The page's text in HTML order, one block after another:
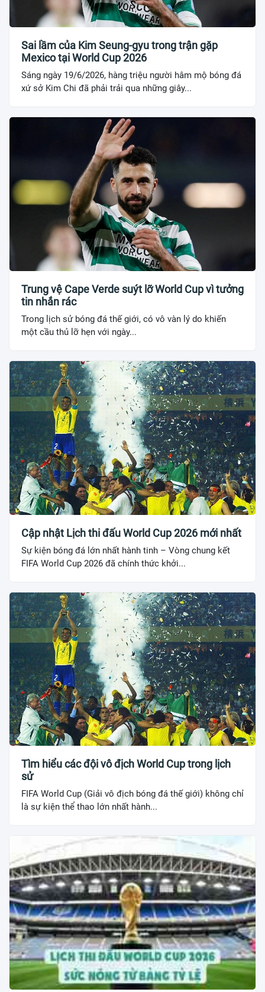
Sai lầm của Kim Seung-gyu trong trận gặp
Mexico tại World Cup 2026
Sáng ngày 19/6/2026, hàng triệu người hâm mộ bóng đá
xứ sở Kim Chi đã phải trải qua những giây...
Trung vệ Cape Verde suýt lỡ World Cup vì tưởng
tin nhắn rác
Trong lịch sử bóng đá thế giới, có vô vàn lý do khiến
một cầu thủ lỡ hẹn với ngày...
Cập nhật Lịch thi đấu World Cup 2026 mới nhất
Sự kiện bóng đá lớn nhất hành tinh – Vòng chung kết
FIFA World Cup 2026 đã chính thức khởi...
Tìm hiểu các đội vô địch World Cup trong lịch
sử
FIFA World Cup (Giải vô địch bóng đá thế giới) không chỉ
là sự kiện thể thao lớn nhất hành...